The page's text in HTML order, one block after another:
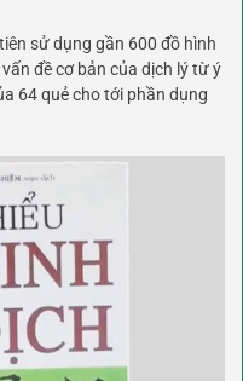
sử dụng gần 600 đồ hình
đề cơ bản của dịch lý từ ý
64 quẻ cho tới phần dụng